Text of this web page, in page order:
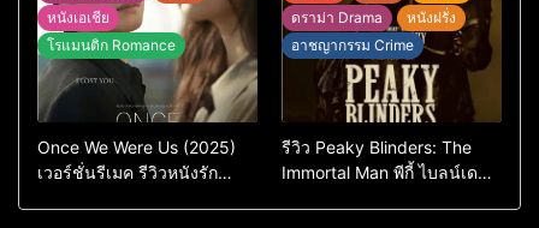
หนังเอเชีย
โรแมนติก Romance
Once We Were Us (2025)
เวอร์ชั่นรีเมค รีวิวหนังรัก
ดราม่า Drama
หนังฝรั่ง
อาชญากรรม Crime
รีวิว Peaky Blinders: The
Immortal Man พีกี้ ไบลน์เด